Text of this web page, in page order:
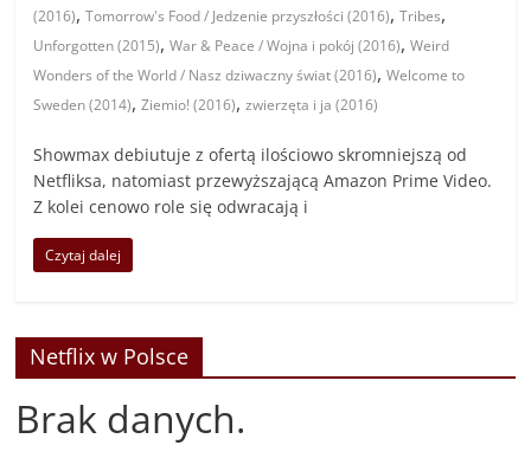
(2016),Tomorrow's Food / Jedzenie przyszłości (2016),Tribes,
Unforgotten (2015),War & Peace / Wojna i pokój (2016),Weird
Wonders of the World / Nasz dziwaczny świat (2016),Welcome to
Sweden (2014),Ziemio! (2016),zwierzęta i ja (2016)
Showmax debiutuje z ofertą ilościowo skromniejszą od
Netfliksa, natomiast przewyższającą Amazon Prime Video.
Z kolei cenowo role się odwracają i
Czytaj dalej
Netflix w Polsce
Brak danych.